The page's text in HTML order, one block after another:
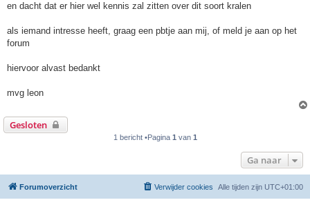
en dacht dat er hier wel kennis zal zitten over dit soort kralen
als iemand intresse heeft, graag een pbtje aan mij, of meld je aan op het
forum
hiervoor alvast bedankt
mvg leon
Gesloten
1 bericht •Pagina 1 van 1
Ga naar
Forumoverzicht Alle tijden zijn UTC+01:00
Verwijder cookies